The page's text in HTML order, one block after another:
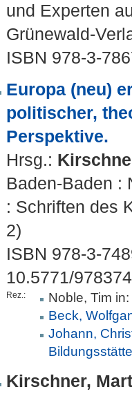
und Experten
Grünewald-
ISBN 978-3-
Europa (neu)
politischer,
Perspektive.
Hrsg.:
Baden-Baden :
: Schriften des
2)
ISBN 978-3-
10.5771/
Rez.:
Noble, Tim
Beck,
Johann,
Kirschner,